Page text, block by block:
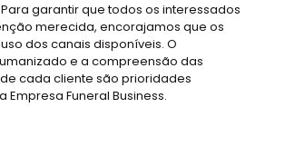
garantir que todos os interessados
merecida, encorajamos que os
dos canais disponíveis. O
e a compreensão das
cada cliente são prioridades
Empresa Funeral Business.